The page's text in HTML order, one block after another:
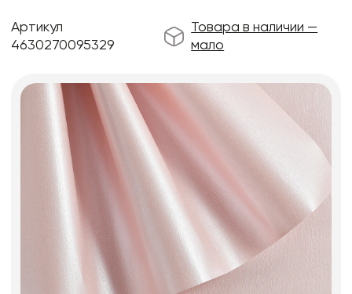
Искусственные цветы и растения
Фоамиран
Игрушки мягкие
Артикул
4630270095329
Товара в наличии —
мало